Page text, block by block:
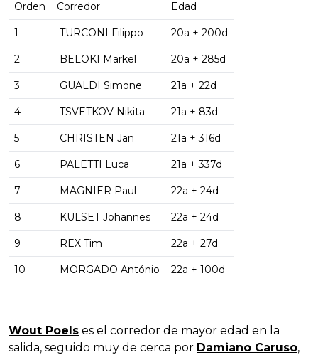
Orden Corredor Edad
1 TURCONI Filippo 20a + 200d
2 BELOKI Markel 20a + 285d
3 GUALDI Simone 21a + 22d
4 TSVETKOV Nikita 21a + 83d
5 CHRISTEN Jan 21a + 316d
6 PALETTI Luca 21a + 337d
7 MAGNIER Paul 22a + 24d
8 KULSET Johannes 22a + 24d
9 REX Tim 22a + 27d
10 MORGADO António 22a + 100d
Wout Poels es el corredor de mayor edad en la
salida, seguido muy de cerca por Damiano Caruso,